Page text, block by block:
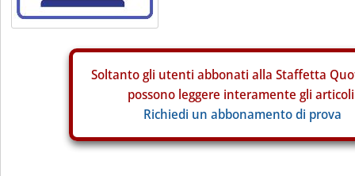
Soltanto gli utenti abbonati alla Staffetta
possono leggere interamente gli
Richiedi un abbonamento di prova